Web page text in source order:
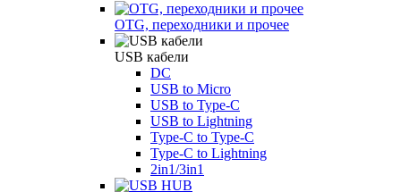
OTG, переходники и прочее
USB кабели
DC
USB to Micro
USB to Type-C
USB to Lightning
Type-C to Type-C
Type-C to Lightning
2in1/3in1